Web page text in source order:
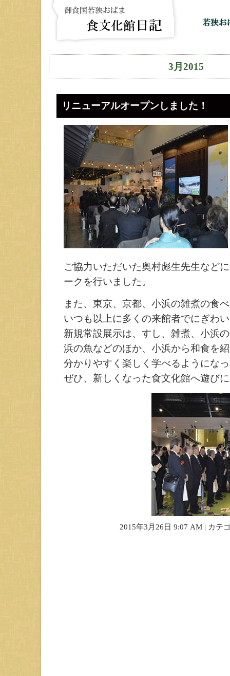
3月2015
リニューアルオープンしました！
ご協力いただいた奥村彪生先生など
ークを行いました。
また、東京、京都、小浜の雑煮の食
いつも以上に多くの来館者でにぎわ
新規常設展示は、すし、雑煮、小浜
浜の魚などのほか、小浜から和食を
分かりやすく楽しく学べるようにな
ぜひ、新しくなった食文化館へ遊び
2015年3月26日 9:07 AM | カテ